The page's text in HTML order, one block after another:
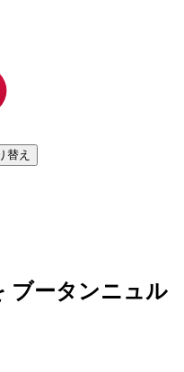
替え
ブータンニュル